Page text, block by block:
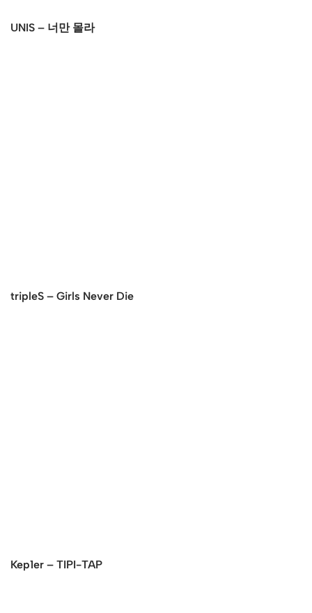
UNIS – 너만 몰라
tripleS – Girls Never Die
Kep1er – TIPI-TAP